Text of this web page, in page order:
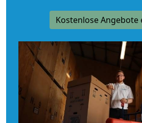
Kostenlose Angebote